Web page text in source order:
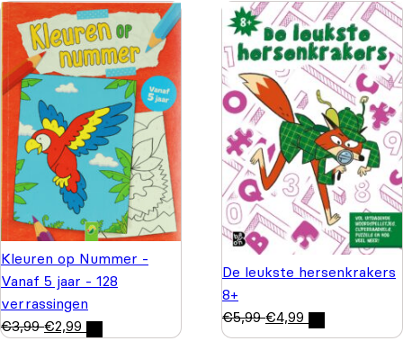
Kleuren op Nummer -
Vanaf 5 jaar - 128
verrassingen
€3,99 €2,99
De leukste hersenkrakers
8+
€5,99 €4,99